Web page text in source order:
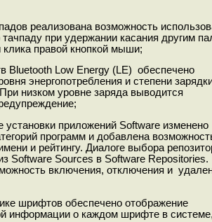
реализована возможность
при удержании касания другим
правой кнопкой мыши;
Bluetooth Low Energy (LE) обеспечено
энергопотребления и степени
низком уровне заряда выводится
приложений Software изменено
программ и добавлена
и рейтингу. Диалоге выбора
Software Sources в Software Repositories.
включения, отключения и
шрифтов обеспечено отображение
информации о каждом шрифте в